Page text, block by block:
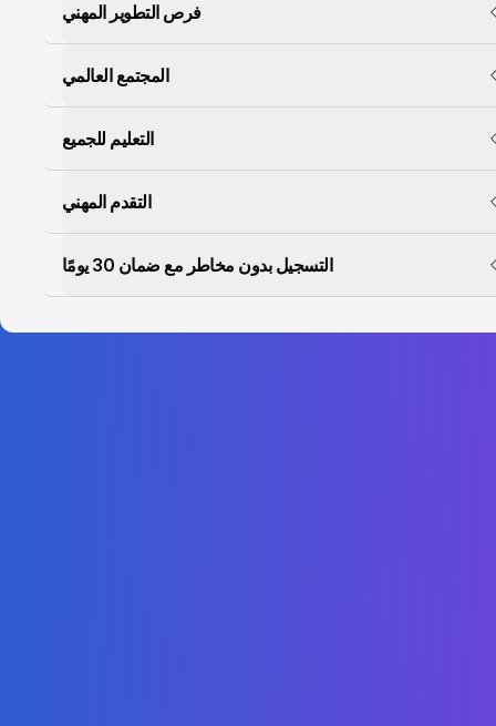
فرص التطوير المهني
المجتمع العالمي
التعليم للجميع
التقدم المهني
التسجيل بدون مخاطر مع ضمان 30 يومًا